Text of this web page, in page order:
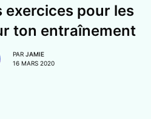
exercices pour les
ton entraînement
PAR JAMIE
16 MARS 2020